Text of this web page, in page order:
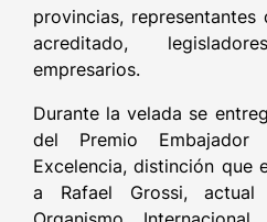
provincias,
acreditado,
empresarios.
Durante la velada se
del Premio
Excelencia, distinción que
a Rafael Grossi,